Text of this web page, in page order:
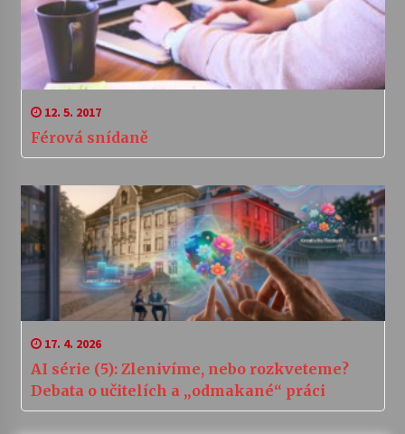
12. 5. 2017
Férová snídaně
17. 4. 2026
AI série (5): Zlenivíme, nebo rozkveteme?
Debata o učitelích a „odmakané“ práci